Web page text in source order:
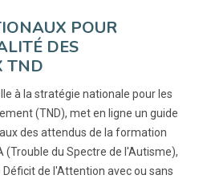
POUR
DES
TND
à la stratégie nationale pour les
(TND), met en ligne un guide
des attendus de la formation
(Trouble du Spectre de l'Autisme),
Déficit de l'Attention avec ou sans